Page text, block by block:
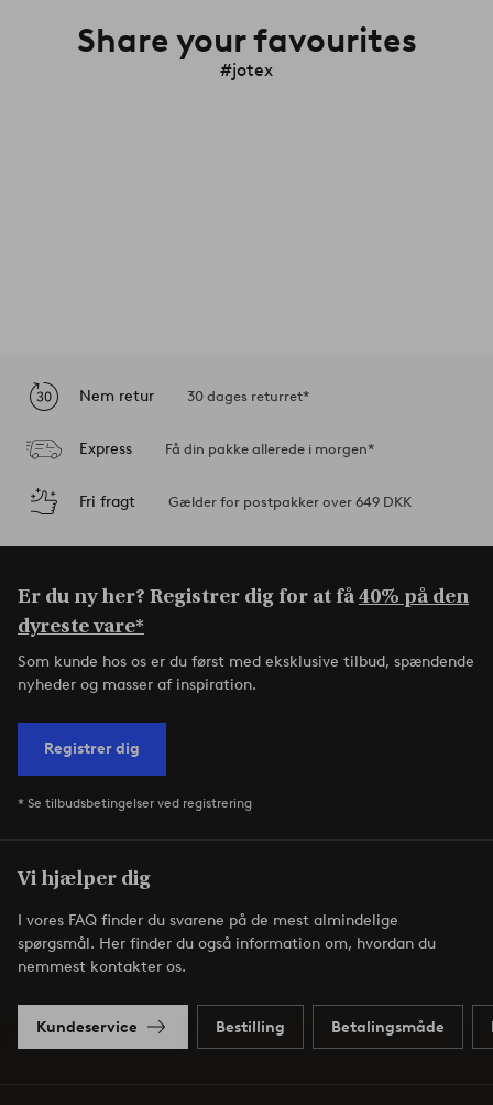
Share your favourites
#jotex
Nem retur 30 dages returret*
Express Få din pakke allerede i morgen*
Fri fragt Gælder for postpakker over 649 DKK
Er du ny her? Registrer dig for at få40% på den
dyreste vare*
Som kunde hos os er du først med eksklusive tilbud, spændende
nyheder og masser af inspiration.
Registrer dig
* Se tilbudsbetingelser ved registrering
Vi hjælper dig
I vores FAQ finder du svarene på de mest almindelige
spørgsmål. Her finder du også information om, hvordan du
nemmest kontakter os.
Kundeservice Bestilling Betalingsmåde